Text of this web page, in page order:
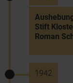
Stift
Roman
1942